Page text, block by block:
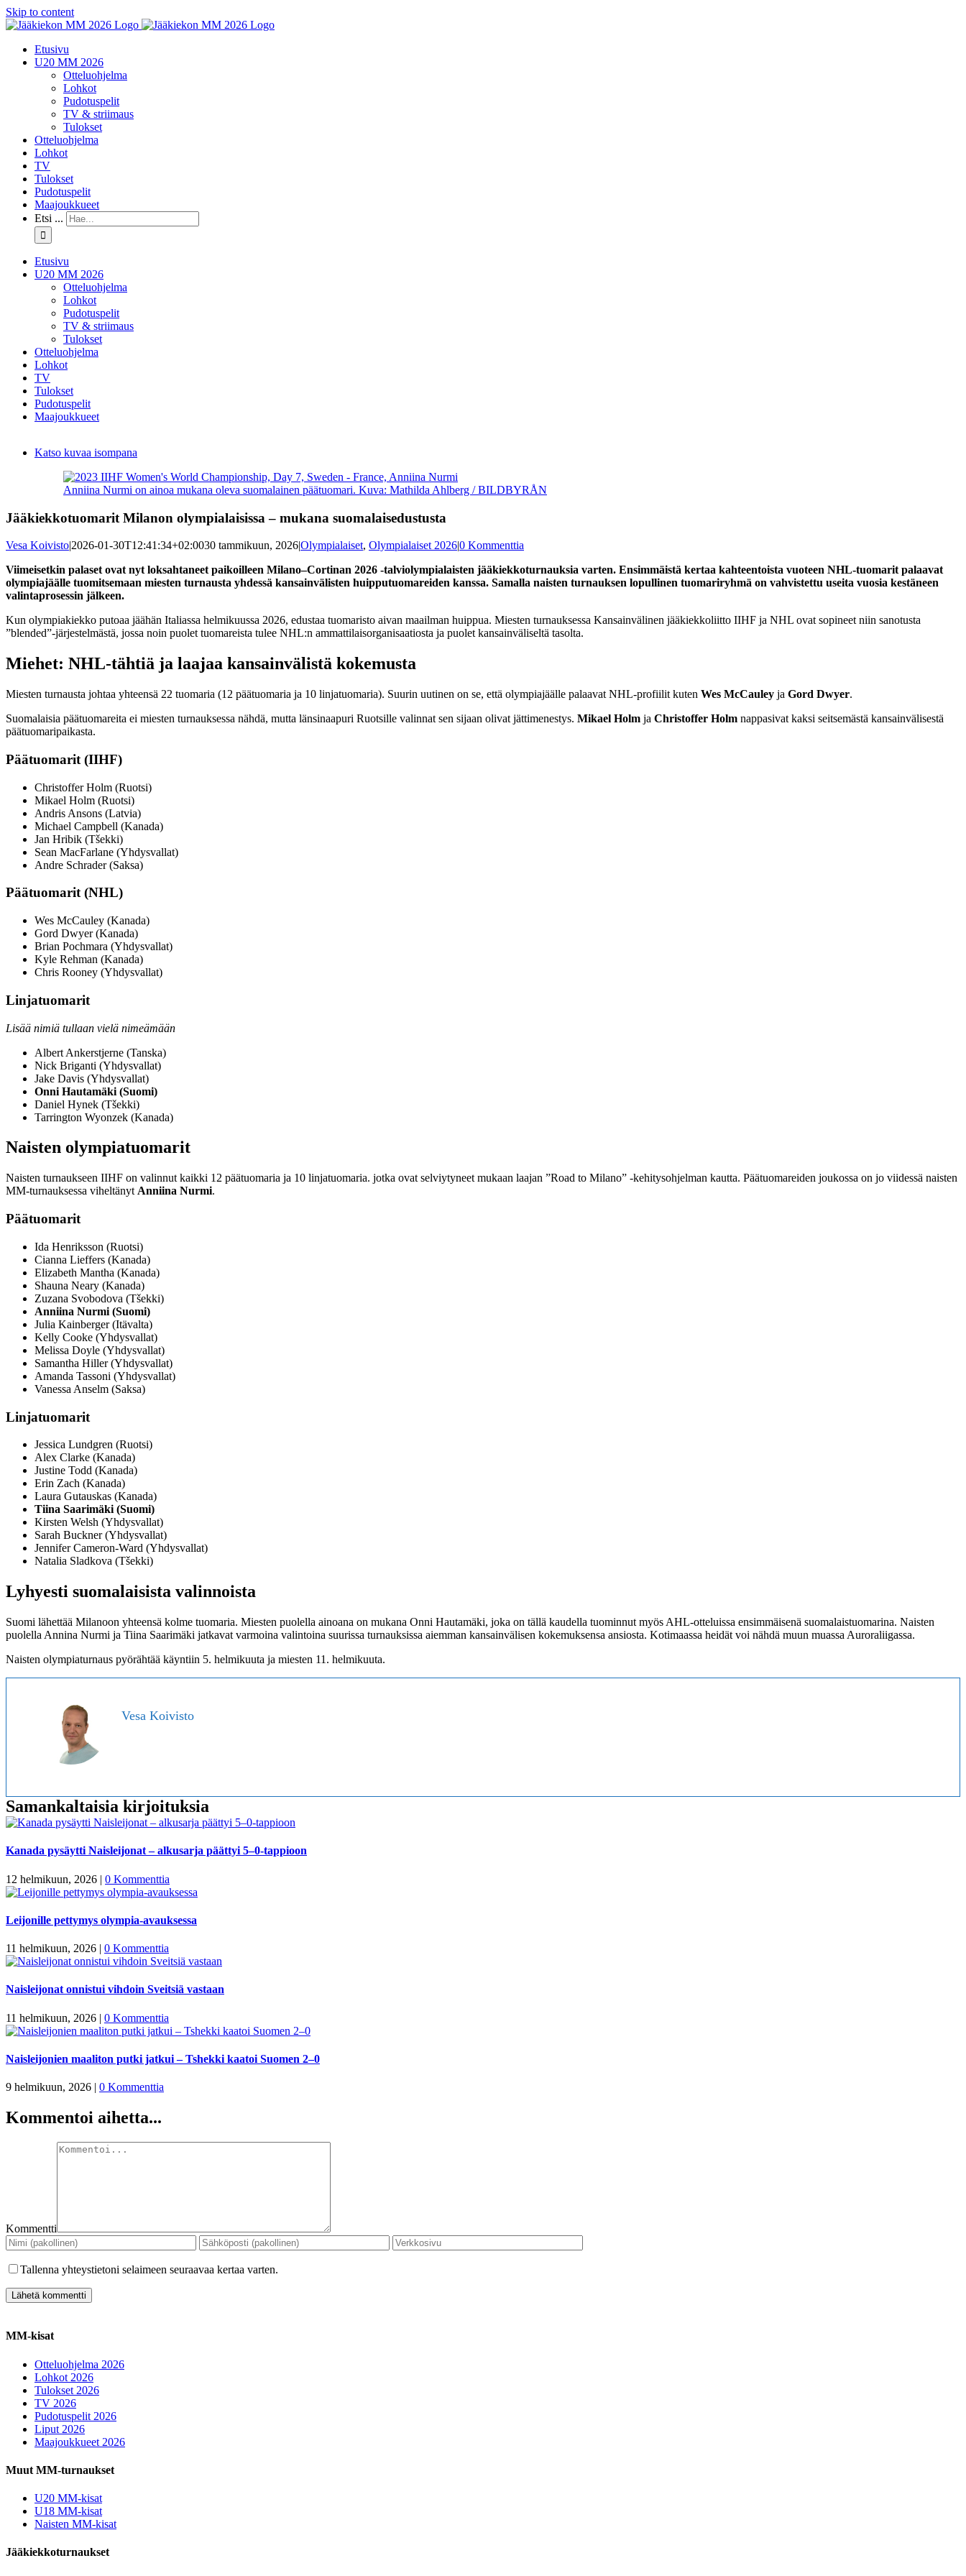
Skip to content
Etusivu
U20 MM 2026
Otteluohjelma
Lohkot
Pudotuspelit
TV & striimaus
Tulokset
Otteluohjelma
Lohkot
TV
Tulokset
Pudotuspelit
Maajoukkueet
Etsi ...
Etusivu
U20 MM 2026
Otteluohjelma
Lohkot
Pudotuspelit
TV & striimaus
Tulokset
Otteluohjelma
Lohkot
TV
Tulokset
Pudotuspelit
Maajoukkueet
Katso kuvaa isompana
Anniina Nurmi on ainoa mukana oleva suomalainen päätuomari. Kuva: Mathilda Ahlberg / BILDBYRÅN
Jääkiekkotuomarit Milanon olympialaisissa – mukana suomalaisedustusta
Vesa Koivisto|2026-01-30T12:41:34+02:0030 tammikuun, 2026|Olympialaiset, Olympialaiset 2026|0 Kommenttia
Viimeisetkin palaset ovat nyt loksahtaneet paikoilleen Milano–Cortinan 2026 -talviolympialaisten jääkiekkoturnauksia varten. Ensimmäistä kertaa kahteentoista vuoteen NHL-tuomarit palaavat
olympiajäälle tuomitsemaan miesten turnausta yhdessä kansainvälisten huipputuomareiden kanssa. Samalla naisten turnauksen lopullinen tuomariryhmä on vahvistettu useita vuosia kestäneen
valintaprosessin jälkeen.
Kun olympiakiekko putoaa jäähän Italiassa helmikuussa 2026, edustaa tuomaristo aivan maailman huippua. Miesten turnauksessa Kansainvälinen jääkiekkoliitto IIHF ja NHL ovat sopineet niin sanotusta
”blended”-järjestelmästä, jossa noin puolet tuomareista tulee NHL:n ammattilaisorganisaatiosta ja puolet kansainväliseltä tasolta.
Miehet: NHL-tähtiä ja laajaa kansainvälistä kokemusta
Miesten turnausta johtaa yhteensä 22 tuomaria (12 päätuomaria ja 10 linjatuomaria). Suurin uutinen on se, että olympiajäälle palaavat NHL-profiilit kuten Wes McCauley ja Gord Dwyer.
Suomalaisia päätuomareita ei miesten turnauksessa nähdä, mutta länsinaapuri Ruotsille valinnat sen sijaan olivat jättimenestys. Mikael Holm ja Christoffer Holm nappasivat kaksi seitsemästä kansainvälisestä
päätuomaripaikasta.
Päätuomarit (IIHF)
Christoffer Holm (Ruotsi)
Mikael Holm (Ruotsi)
Andris Ansons (Latvia)
Michael Campbell (Kanada)
Jan Hribik (Tšekki)
Sean MacFarlane (Yhdysvallat)
Andre Schrader (Saksa)
Päätuomarit (NHL)
Wes McCauley (Kanada)
Gord Dwyer (Kanada)
Brian Pochmara (Yhdysvallat)
Kyle Rehman (Kanada)
Chris Rooney (Yhdysvallat)
Linjatuomarit
Lisää nimiä tullaan vielä nimeämään
Albert Ankerstjerne (Tanska)
Nick Briganti (Yhdysvallat)
Jake Davis (Yhdysvallat)
Onni Hautamäki (Suomi)
Daniel Hynek (Tšekki)
Tarrington Wyonzek (Kanada)
Naisten olympiatuomarit
Naisten turnaukseen IIHF on valinnut kaikki 12 päätuomaria ja 10 linjatuomaria. jotka ovat selviytyneet mukaan laajan ”Road to Milano” -kehitysohjelman kautta. Päätuomareiden joukossa on jo viidessä naisten
MM-turnauksessa viheltänyt Anniina Nurmi.
Päätuomarit
Ida Henriksson (Ruotsi)
Cianna Lieffers (Kanada)
Elizabeth Mantha (Kanada)
Shauna Neary (Kanada)
Zuzana Svobodova (Tšekki)
Anniina Nurmi (Suomi)
Julia Kainberger (Itävalta)
Kelly Cooke (Yhdysvallat)
Melissa Doyle (Yhdysvallat)
Samantha Hiller (Yhdysvallat)
Amanda Tassoni (Yhdysvallat)
Vanessa Anselm (Saksa)
Linjatuomarit
Jessica Lundgren (Ruotsi)
Alex Clarke (Kanada)
Justine Todd (Kanada)
Erin Zach (Kanada)
Laura Gutauskas (Kanada)
Tiina Saarimäki (Suomi)
Kirsten Welsh (Yhdysvallat)
Sarah Buckner (Yhdysvallat)
Jennifer Cameron-Ward (Yhdysvallat)
Natalia Sladkova (Tšekki)
Lyhyesti suomalaisista valinnoista
Suomi lähettää Milanoon yhteensä kolme tuomaria. Miesten puolella ainoana on mukana Onni Hautamäki, joka on tällä kaudella tuominnut myös AHL-otteluissa ensimmäisenä suomalaistuomarina. Naisten
puolella Annina Nurmi ja Tiina Saarimäki jatkavat varmoina valintoina suurissa turnauksissa aiemman kansainvälisen kokemuksensa ansiosta. Kotimaassa heidät voi nähdä muun muassa Auroraliigassa.
Naisten olympiaturnaus pyörähtää käyntiin 5. helmikuuta ja miesten 11. helmikuuta.
Vesa Koivisto
Samankaltaisia kirjoituksia
Kanada pysäytti Naisleijonat – alkusarja päättyi 5–0-tappioon
12 helmikuun, 2026 | 0 Kommenttia
Leijonille pettymys olympia-avauksessa
11 helmikuun, 2026 | 0 Kommenttia
Naisleijonat onnistui vihdoin Sveitsiä vastaan
11 helmikuun, 2026 | 0 Kommenttia
Naisleijonien maaliton putki jatkui – Tshekki kaatoi Suomen 2–0
9 helmikuun, 2026 | 0 Kommenttia
Kommentoi aihetta...
Kommentti
Tallenna yhteystietoni selaimeen seuraavaa kertaa varten.
MM-kisat
Otteluohjelma 2026
Lohkot 2026
Tulokset 2026
TV 2026
Pudotuspelit 2026
Liput 2026
Maajoukkueet 2026
Muut MM-turnaukset
U20 MM-kisat
U18 MM-kisat
Naisten MM-kisat
Jääkiekkoturnaukset